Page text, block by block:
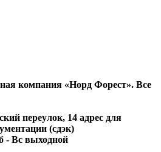
компания «Норд Форест». Все
переулок, 14 адрес для
(сдэк)
- Вс выходной